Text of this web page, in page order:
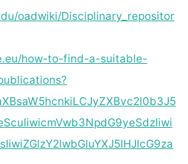
oadwiki/Disciplinary_repositor
how-to-find-a-suitable-